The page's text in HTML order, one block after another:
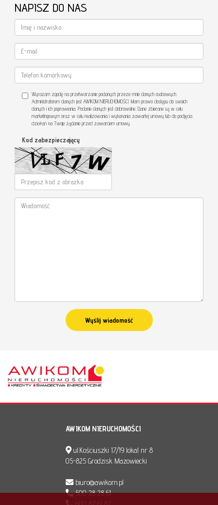
NAPISZ DO NAS
Wyrażam zgodę na przetwarzanie podanych przeze mnie danych osobowych.
Administratorem danych jest AWIKOM NIERUCHOMOŚCI. Mam prawo dostępu do swoich
danych i ich poprawiania. Podanie danych jest dobrowolne. Dane zbierane są w celu
marketingowym oraz w celu realizowania i wykonania zawartej umowy lub do podjęcia
działań na Twoje żądanie przed zawarciem umowy.
Kod zabezpieczający
AWIKOM NIERUCHOMOŚCI
ul.Kościuszki 17/19 lokal nr 8
05-825 Grodzisk Mazowiecki
biuro@awikom.pl
500 28 28 61